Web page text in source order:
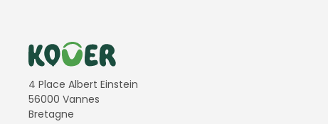
Informations de contact
4 Place Albert Einstein
56000 Vannes
Bretagne